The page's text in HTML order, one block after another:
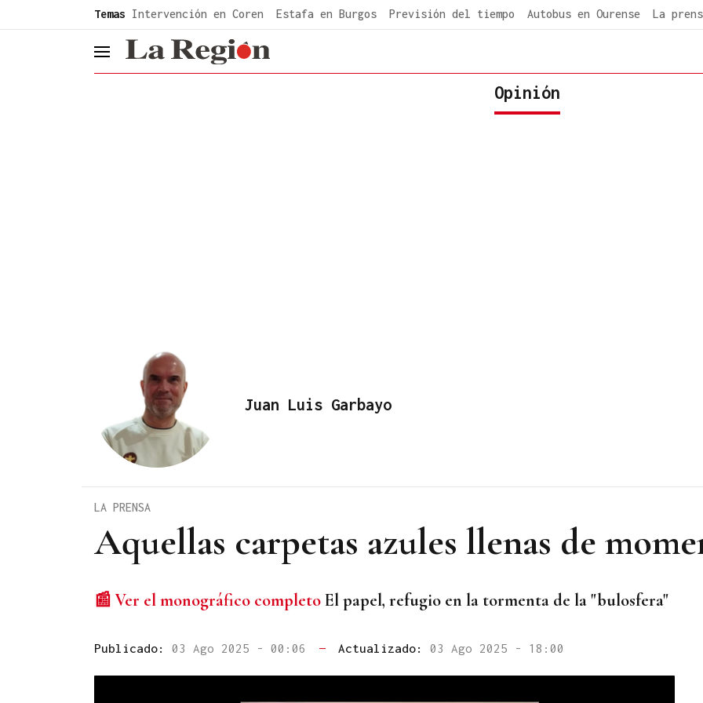
Temas Intervención en Coren Estafa en Burgos Previsión del tiempo Autobus en Ourense La
header.menu.open
Opinión
Juan Luis Garbayo
Aquellas carpetas azules llenas de
LA PRENSA
📰 Ver el monográfico completoEl papel, refugio en la tormenta de la "bulosfera"
Publicado: 03 Ago 2025 - 00:06 — Actualizado: 03 Ago 2025 - 18:00